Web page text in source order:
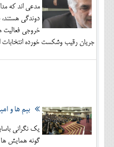
مدعی اند که
دوندگی
خروجی فعالیت
جریان رقیب وشکست خورده
بیم ها و
یک نگرانی
گونه همایش